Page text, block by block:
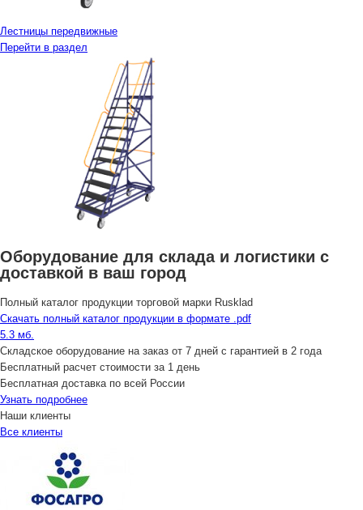
Лестницы передвижные
Перейти в раздел
Оборудование для склада и логистики с
доставкой в ваш город
Полный каталог продукции торговой марки Rusklad
Скачать полный каталог продукции в формате .pdf
5.3 мб.
Складское оборудование на заказ от 7 дней с гарантией в 2 года
Бесплатный расчет стоимости за 1 день
Бесплатная доставка по всей России
Узнать подробнее
Наши клиенты
Все клиенты